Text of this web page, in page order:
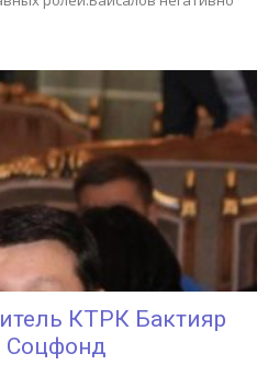
КТРК Бактияр
Соцфонд